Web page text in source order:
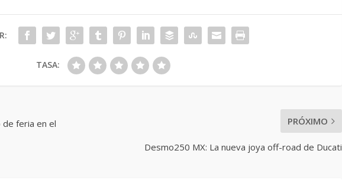
TASA:
feria en el
PRÓXIMO
Desmo250 MX: La nueva joya off-road de Ducati